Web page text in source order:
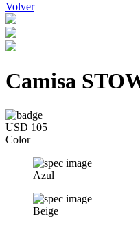
Volver
Camisa
USD 105
Color
Azul
Beige